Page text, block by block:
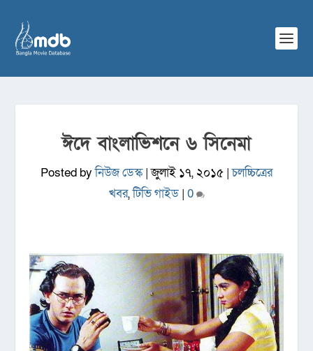
ঈদে বাংলাভিশনে ৬ সিনেমা
Posted byনিউজ ডেস্ক|জুলাই ১৭, ২০১৫ |চলচ্চিত্রের
খবর,টিভি গাইড| 0